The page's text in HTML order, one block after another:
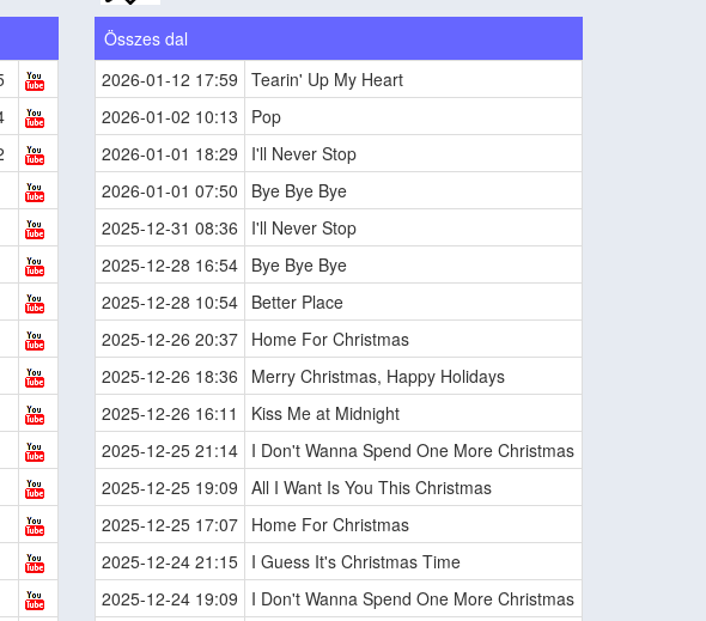
Összes dal
2026-01-12 17:59
Tearin' Up My Heart
2026-01-02 10:13
Pop
2026-01-01 18:29
I'll Never Stop
2026-01-01 07:50
Bye Bye Bye
2025-12-31 08:36
I'll Never Stop
2025-12-28 16:54 Bye Bye Bye
2025-12-28 10:54 Better Place
2025-12-26 20:37 Home For Christmas
2025-12-26 18:36
Merry Christmas, Happy Holidays
2025-12-26 16:11
Kiss Me at Midnight
2025-12-25 21:14 I Don't Wanna Spend One More Christmas
2025-12-25 19:09
All I Want Is You This Christmas
2025-12-25 17:07 Home For Christmas
2025-12-24 21:15 I Guess It's Christmas Time
2025-12-24 19:09
I Don't Wanna Spend One More Christmas